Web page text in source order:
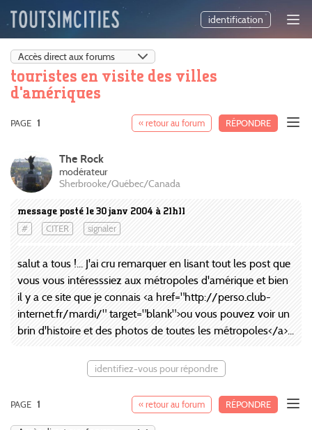
identification
touristes en visite des villes
d'amériques
« retour au forum RÉPONDRE
PAGE 1
message posté le 30 janv 2004 à 21h11
# CITER signaler
The Rock
modérateur
Sherbrooke/Québec/Canada
salut a tous !... J'ai cru remarquer en lisant tout les post que
vous vous intéresssiez aux métropoles d'amérique et bien
il y a ce site que je connais <a href="http://perso.club-
internet.fr/mardi/" target="blank">ou vous pouvez voir un
brin d'histoire et des photos de toutes les métropoles</a>...
identifiez-vous pour répondre
« retour au forum RÉPONDRE
PAGE 1